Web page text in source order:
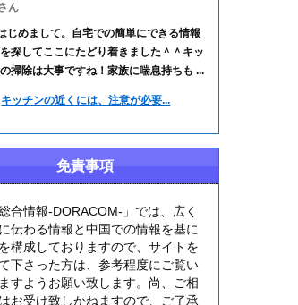
ん
じめまして。自宅での簡単にできる情報
探してここにたどり着きました＾＾キッ
掃除は大事ですね！家族に喘息持ちも ...
キッチンの近くには、注意が必要...
免責事項
総合情報-DORACOM-」では、広く
伝わる情報と中国での情報を基に
構成しておりますので、サイトを
下さった方は、参考程度にご覧い
すようお願い致します。尚、ご相
お受け致しかねますので、ご了承